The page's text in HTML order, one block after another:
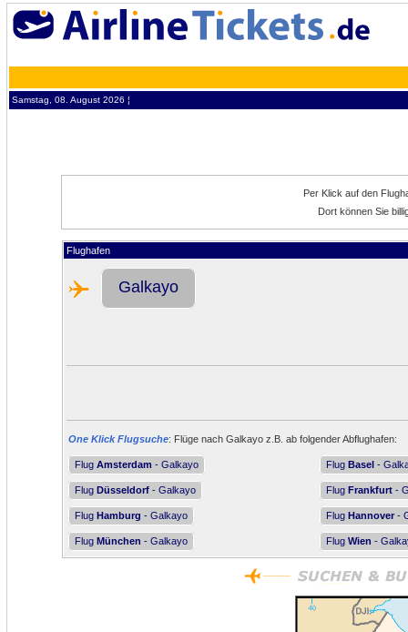
Samstag, 08. August 2026 ¦
Per Klick auf den
Dort können Sie
Flughafen
Galkayo
One Klick Flugsuche: Flüge nach Galkayo z.B. ab folgender Abflughafen:
Flug Amsterdam - Galkayo Flug Basel -
Flug Düsseldorf - Galkayo Flug Frankfurt -
Flug Hamburg - Galkayo Flug Hannover -
Flug München - Galkayo Flug Wien -